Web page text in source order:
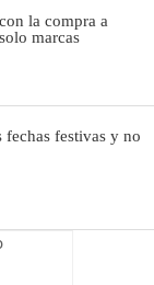
la compra a
marcas
festivas y no